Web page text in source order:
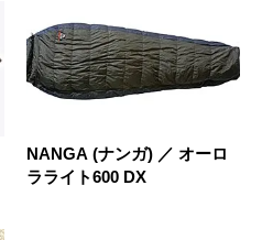
NANGA (ナンガ) ／ オーロ
ラライト600 DX